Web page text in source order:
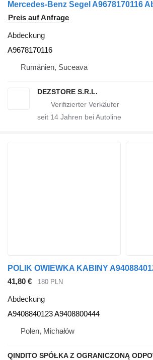
Preis auf Anfrage
Abdeckung
A9678170116
Rumänien, Suceava
DEZSTORE S.R.L.
seit 14 Jahren bei Autoline
41,80 € 180 PLN
Abdeckung
A9408840123 A9408800444
Polen, Michałów